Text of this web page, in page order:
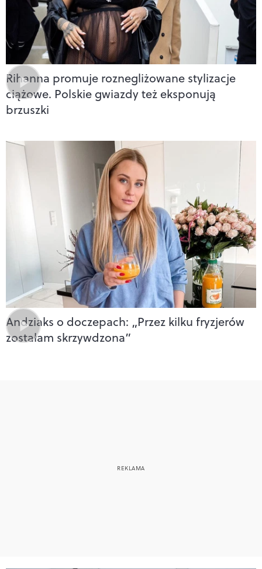
Rihanna promuje roznegliżowane stylizacje
ciążowe. Polskie gwiazdy też eksponują
brzuszki
Andziaks o doczepach: „Przez kilku fryzjerów
zostałam skrzywdzona”